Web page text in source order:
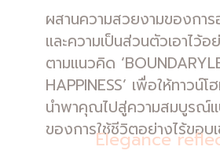
ผสานความสวยงามของกา
และความเป็นส่วนตัวเอาไว้
ตามแนวคิด
HAPPINESS’ เพื่อให้ทาวน์
นำพาคุณไปสู่ความสมบูรณ์
ของการใช้ชีวิตอย่างไร้ขอบ
Elegance